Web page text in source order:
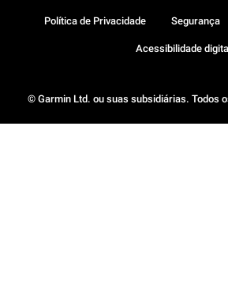
© Garmin Ltd. ou suas subsidiárias. Todos
Política de Privacidade Segurança
Acessibilidade